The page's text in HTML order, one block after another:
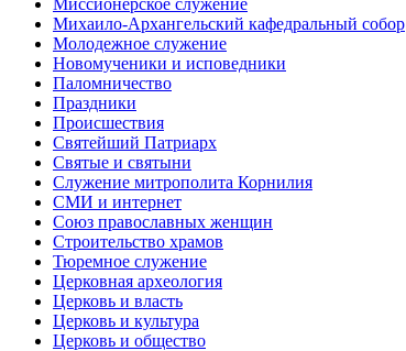
Михаило-Архангельский кафедральный собор
Молодежное служение
Новомученики и исповедники
Паломничество
Праздники
Происшествия
Святейший Патриарх
Святые и святыни
Служение митрополита Корнилия
СМИ и интернет
Союз православных женщин
Строительство храмов
Тюремное служение
Церковная археология
Церковь и власть
Церковь и культура
Церковь и общество